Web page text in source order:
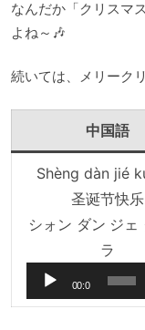
なんだか「クリスマ
よね～🎶
続いては、メリーク
中国語
Shèng dàn jié
圣诞节快乐
シォン ダン ジェ
ラ
声
プ
00:0
0